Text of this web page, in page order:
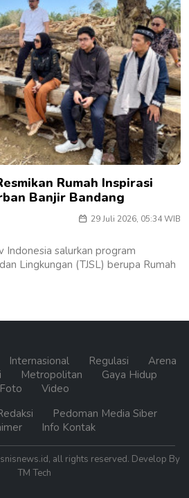
Rumah Inspirasi
Banjir Bandang
29 Juli 2026, 05:34 WIB
Indonesia salurkan program
Lingkungan (TJSL) berupa Rumah
Internasional Regulasi
Arena
Metropolitan
Gaya Hidup
Foto
Video
Pedoman Media Siber
Info Kontak
all rights reserved. Develop By
TM Tech